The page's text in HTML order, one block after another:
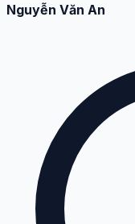
Nguyễn Văn An